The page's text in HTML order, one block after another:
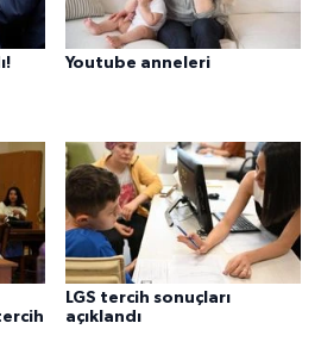
Youtube anneleri
LGS tercih sonuçları
açıklandı